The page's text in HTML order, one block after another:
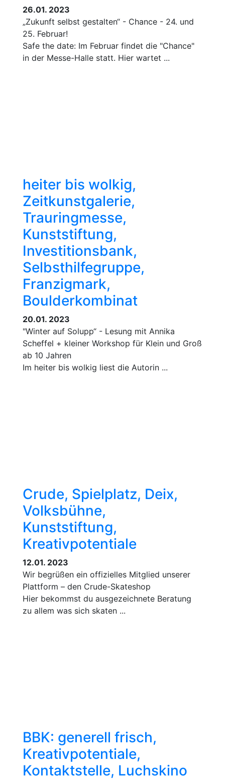
26.01. 2023
„Zukunft selbst gestalten“ - Chance - 24. und
25. Februar!
Safe the date: Im Februar findet die "Chance"
in der Messe-Halle statt. Hier wartet ...
heiter bis wolkig,
Zeitkunstgalerie,
Trauringmesse,
Kunststiftung,
Investitionsbank,
Selbsthilfegruppe,
Franzigmark,
Boulderkombinat
20.01. 2023
"Winter auf Solupp“ - Lesung mit Annika
Scheffel + kleiner Workshop für Klein und Groß
ab 10 Jahren
Im heiter bis wolkig liest die Autorin ...
Crude, Spielplatz, Deix,
Volksbühne,
Kunststiftung,
Kreativpotentiale
12.01. 2023
Wir begrüßen ein offizielles Mitglied unserer
Plattform – den Crude-Skateshop
Hier bekommst du ausgezeichnete Beratung
zu allem was sich skaten ...
BBK: generell frisch,
Kreativpotentiale,
Kontaktstelle, Luchskino